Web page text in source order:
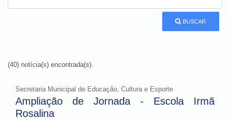
BUSCAR
(40) notícia(s) encontrada(s).
Secretaria Municipal de Educação, Cultura e Esporte
Ampliação de Jornada - Escola Irmã
Rosalina